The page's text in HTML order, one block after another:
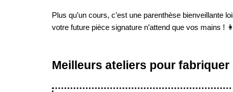
Plus qu’un cours, c’est une parenthèse
votre future pièce signature n’attend que vos mains !
Meilleurs ateliers pour